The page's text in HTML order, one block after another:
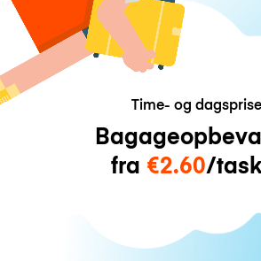
Time- og
fra €2.60/